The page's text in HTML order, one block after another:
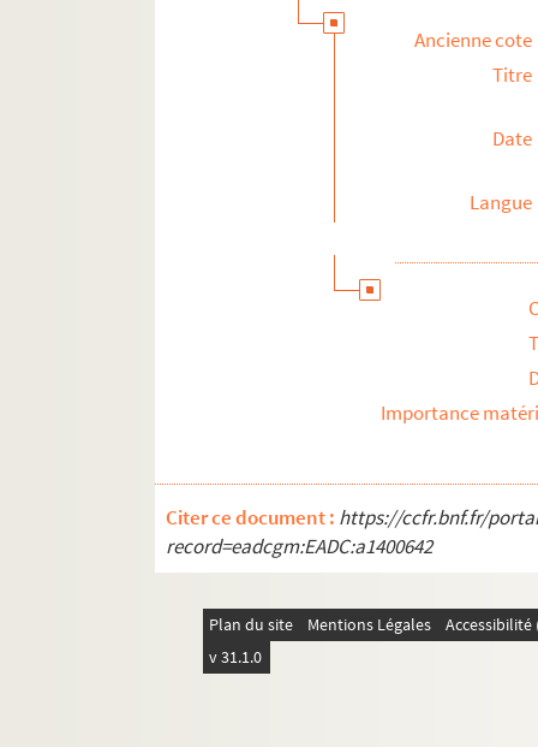
Ancienne cote
Titre
Date
Langue
Importance
Citer ce document : https://ccfr.bnf.fr/
record=eadcgm:EADC:a1400642
Plan du site Mentions Légales
v 31.1.0